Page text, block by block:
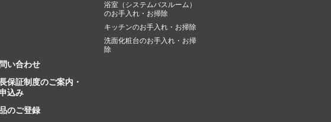
浴室（システムバスルーム）
のお手入れ・お掃除
キッチンのお手入れ・お掃除
洗面化粧台のお手入れ・お掃
除
い合わせ
保証制度のご案内・
込み
のご登録